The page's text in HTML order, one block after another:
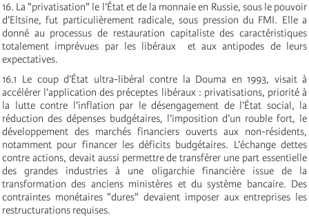
16. La "privatisation" le l’État et de la monnaie en Russie, sous le pouvoir
d’Eltsine, fut particulièrement radicale, sous pression du FMI. Elle a
donné au processus de restauration capitaliste des caractéristiques
totalement imprévues par les libéraux ­ et aux antipodes de leurs
expectatives.
16.1 Le coup d’État ultra-libéral contre la Douma en 1993, visait à
accélérer l’application des préceptes libéraux : privatisations, priorité à
la lutte contre l’inflation par le désengagement de l’État social, la
réduction des dépenses budgétaires, l’imposition d’un rouble fort, le
développement des marchés financiers ouverts aux non-résidents,
notamment pour financer les déficits budgétaires. L’échange dettes
contre actions, devait aussi permettre de transférer une part essentielle
des grandes industries à une oligarchie financière issue de la
transformation des anciens ministères et du système bancaire. Des
contraintes monétaires "dures" devaient imposer aux entreprises les
restructurations requises.